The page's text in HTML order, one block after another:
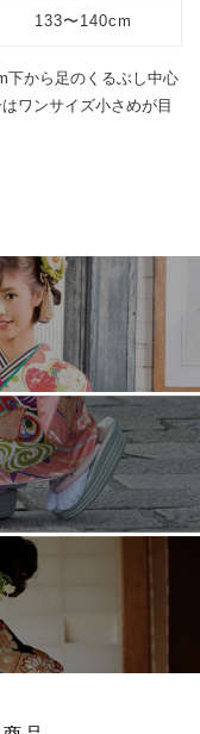
133〜140cm
下から足のくるぶし中心
ワンサイズ小さめが目